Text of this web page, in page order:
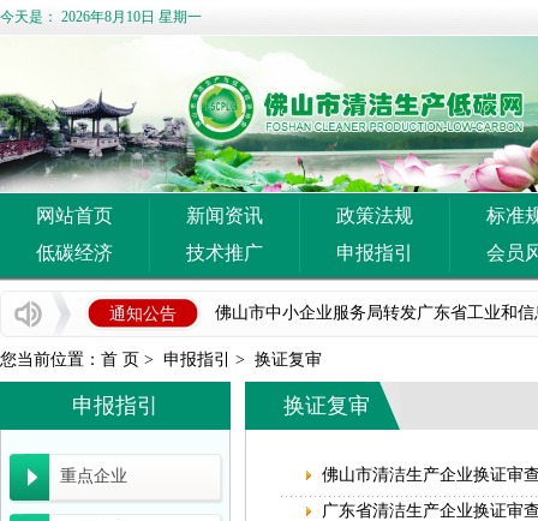
今天是： 2026年8月10日 星期一
网站首页 新闻资讯 政策法规
标准
低碳经济
技术推广 申报指引 会员
通知公告
佛山市清洁生产与低碳经济协会 佛山市陶
佛山市中小企业服务局转发广东省工业和
国家发展改革委等部门关于开展重点行业
佛山市科学技术局关于组织申报2026年度
广东省工业和信息化厅关于开展2026年度
您当前位置： 首 页 > 申报指引 > 换证复审
申报指引
重点企业
换证复审
佛山市清洁生产企业换证审
广东省清洁生产企业换证审